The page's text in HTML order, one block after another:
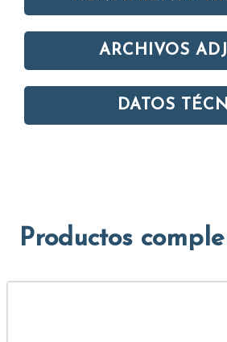
ARCHIVOS
DATOS
Productos